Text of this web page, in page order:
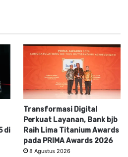
di
Transformasi Digital
Perkuat Layanan, Bank bjb
Raih Lima Titanium Awards
pada PRIMA Awards 2026
8 Agustus 2026